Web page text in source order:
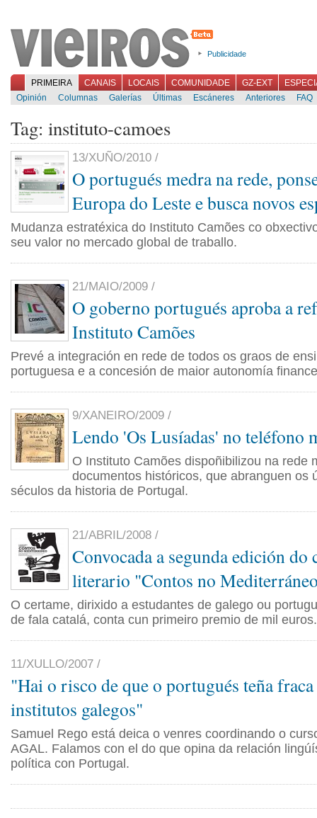
Publicidade
PRIMEIRA CANAIS LOCAIS COMUNIDADE GZ-EXT
Opinión
Columnas Galerías Últimas Escáneres Anteriores FAQ
Tag: instituto-camoes
13/XUÑO/2010 /
O portugués medra na rede,
Europa do Leste e busca novos
Mudanza estratéxica do Instituto Camões co
seu valor no mercado global de traballo.
21/MAIO/2009 /
O goberno portugués aproba a
Instituto Camões
Prevé a integración en rede de todos os graos de
portuguesa e a concesión de maior autonomía
9/XANEIRO/2009 /
Lendo 'Os Lusíadas' no teléfono
O Instituto Camões dispoñibilizou na rede
documentos históricos, que abranguen os
séculos da historia de Portugal.
21/ABRIL/2008 /
Convocada a segunda edición do
literario "Contos no
O certame, dirixido a estudantes de galego ou
de fala catalá, conta cun primeiro premio de mil euros.
11/XULLO/2007 /
"Hai o risco de que o portugués teña fraca
institutos galegos"
Samuel Rego está deica o venres coordinando o
AGAL. Falamos con el do que opina da relación
política con Portugal.